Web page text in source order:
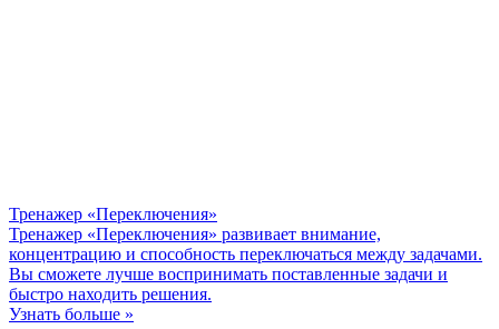
Тренажер «Переключения»
Тренажер «Переключения» развивает внимание,
концентрацию и способность переключаться между задачами.
Вы сможете лучше воспринимать поставленные задачи и
быстро находить решения.
Узнать больше »